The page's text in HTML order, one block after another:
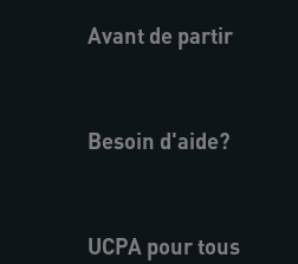
Avant de partir
Besoin d'aide?
UCPA pour tous